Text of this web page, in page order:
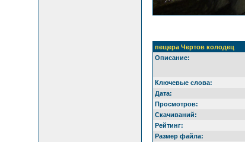
пещера Чертов колодец
Описание:
Ключевые слова:
Дата:
Просмотров:
Скачиваний:
Рейтинг:
Размер файла: